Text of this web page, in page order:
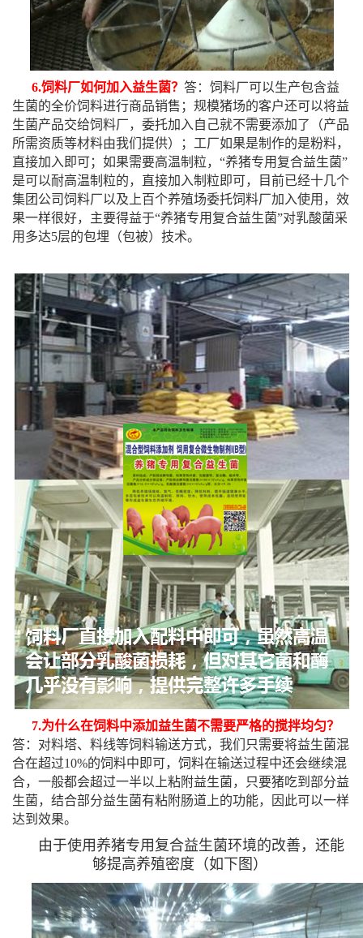
6.饲料厂如何加入益生菌？ 答：饲料厂可以生产包含益
生菌的全价饲料进行商品销售；规模猪场的客户还可以将益
生菌产品交给饲料厂，委托加入自己就不需要添加了（产品
所需资质等材料由我们提供）；工厂如果是制作的是粉料，
直接加入即可；如果需要高温制粒，“养猪专用复合益生菌”
是可以耐高温制粒的，直接加入制粒即可，目前已经十几个
集团公司饲料厂以及上百个养殖场委托饲料厂加入使用，效
果一样很好，主要得益于“养猪专用复合益生菌”对乳酸菌采
用多达5层的包埋（包被）技术。
7.为什么在饲料中添加益生菌不需要严格的搅拌均匀？
答：对料塔、料线等饲料输送方式，我们只需要将益生菌混
合在超过10%的饲料中即可，饲料在输送过程中还会继续混
合，一般都会超过一半以上粘附益生菌，只要猪吃到部分益
生菌，结合部分益生菌有粘附肠道上的功能，因此可以一样
达到效果。
由于使用养猪专用复合益生菌环境的改善，还能
够提高养殖密度（如下图）